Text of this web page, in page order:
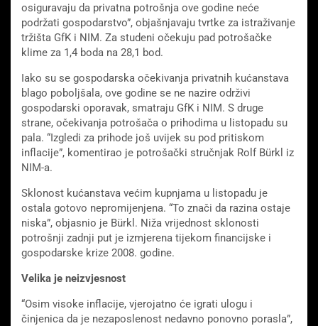
osiguravaju da privatna potrošnja ove godine neće
podržati gospodarstvo”, objašnjavaju tvrtke za istraživanje
tržišta GfK i NIM. Za studeni očekuju pad potrošačke
klime za 1,4 boda na 28,1 bod.
Iako su se gospodarska očekivanja privatnih kućanstava
blago poboljšala, ove godine se ne nazire održivi
gospodarski oporavak, smatraju GfK i NIM. S druge
strane, očekivanja potrošača o prihodima u listopadu su
pala. “Izgledi za prihode još uvijek su pod pritiskom
inflacije”, komentirao je potrošački stručnjak Rolf Bürkl iz
NIM-a.
Sklonost kućanstava većim kupnjama u listopadu je
ostala gotovo nepromijenjena. “To znači da razina ostaje
niska”, objasnio je Bürkl. Niža vrijednost sklonosti
potrošnji zadnji put je izmjerena tijekom financijske i
gospodarske krize 2008. godine.
Velika je neizvjesnost
“Osim visoke inflacije, vjerojatno će igrati ulogu i
činjenica da je nezaposlenost nedavno ponovno porasla”,